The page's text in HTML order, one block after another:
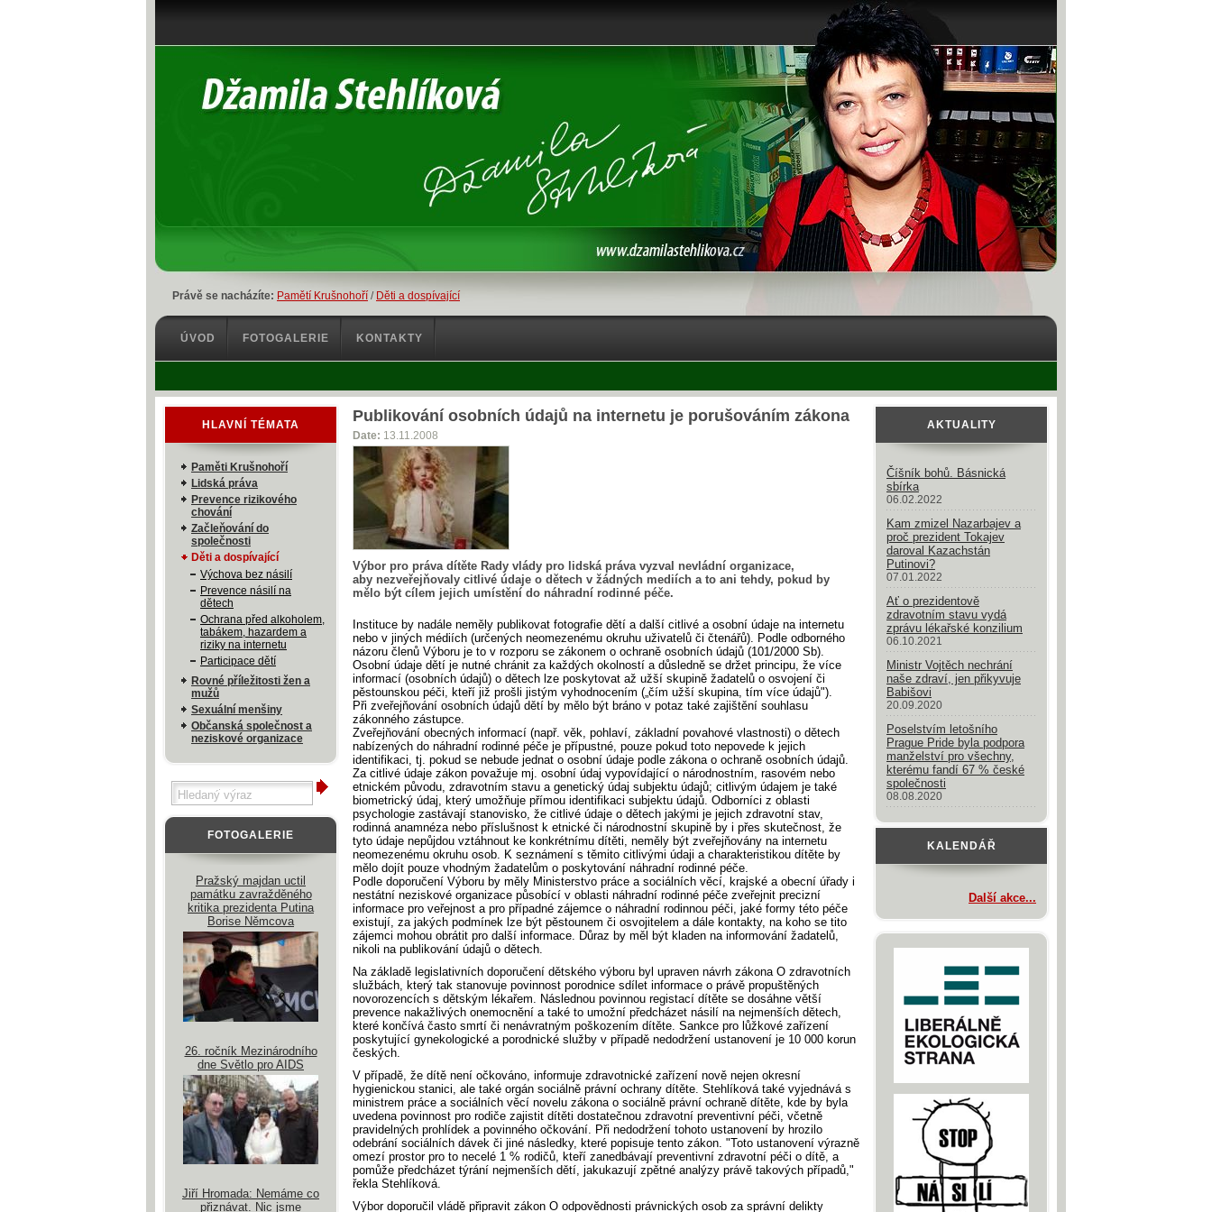
Právě se nacházíte: Pamětí Krušnohoří / Děti a dospívající
Publikování osobních údajů na internetu je porušováním zákona
Date: 13.11.2008
Výbor pro práva dítěte Rady vlády pro lidská práva vyzval nevládní organizace,
aby nezveřejňovaly citlivé údaje o dětech v žádných mediích a to ani tehdy, pokud by
mělo být cílem jejich umístění do náhradní rodinné péče.
Instituce by nadále neměly publikovat fotografie dětí a další citlivé a osobní údaje na internetu
nebo v jiných médiích (určených neomezenému okruhu uživatelů či čtenářů). Podle odborného
názoru členů Výboru je to v rozporu se zákonem o ochraně osobních údajů (101/2000 Sb).
Osobní údaje dětí je nutné chránit za každých okolností a důsledně se držet principu, že více
informací (osobních údajů) o dětech lze poskytovat až užší skupině žadatelů o osvojení či
pěstounskou péči, kteří již prošli jistým vyhodnocením („čím užší skupina, tím více údajů").
Při zveřejňování osobních údajů dětí by mělo být bráno v potaz také zajištění souhlasu
zákonného zástupce.
Zveřejňování obecných informací (např. věk, pohlaví, základní povahové vlastnosti) o dětech
nabízených do náhradní rodinné péče je přípustné, pouze pokud toto nepovede k jejich
identifikaci, tj. pokud se nebude jednat o osobní údaje podle zákona o ochraně osobních údajů.
Za citlivé údaje zákon považuje mj. osobní údaj vypovídající o národnostním, rasovém nebo
etnickém původu, zdravotním stavu a genetický údaj subjektu údajů; citlivým údajem je také
biometrický údaj, který umožňuje přímou identifikaci subjektu údajů. Odborníci z oblasti
psychologie zastávají stanovisko, že citlivé údaje o dětech jakými je jejich zdravotní stav,
rodinná anamnéza nebo příslušnost k etnické či národnostní skupině by i přes skutečnost, že
tyto údaje nepůjdou vztáhnout ke konkrétnímu dítěti, neměly být zveřejňovány na internetu
neomezenému okruhu osob. K seznámení s těmito citlivými údaji a charakteristikou dítěte by
mělo dojít pouze vhodným žadatelům o poskytování náhradní rodinné péče.
Podle doporučení Výboru by měly Ministerstvo práce a sociálních věcí, krajské a obecní úřady i
nestátní neziskové organizace působící v oblasti náhradní rodinné péče zveřejnit precizní
informace pro veřejnost a pro případné zájemce o náhradní rodinnou péči, jaké formy této péče
existují, za jakých podmínek lze být pěstounem či osvojitelem a dále kontakty, na koho se tito
zájemci mohou obrátit pro další informace. Důraz by měl být kladen na informování žadatelů,
nikoli na publikování údajů o dětech.
Na základě legislativních doporučení dětského výboru byl upraven návrh zákona O zdravotních
službách, který tak stanovuje povinnost porodnice sdílet informace o právě propuštěných
novorozencích s dětským lékařem. Následnou povinnou registací dítěte se dosáhne větší
prevence nakažlivých onemocnění a také to umožní předcházet násilí na nejmenších dětech,
které končívá často smrtí či nenávratným poškozením dítěte. Sankce pro lůžkové zařízení
poskytující gynekologické a porodnické služby v případě nedodržení ustanovení je 10 000 korun
českých.
V případě, že dítě není očkováno, informuje zdravotnické zařízení nově nejen okresní
hygienickou stanici, ale také orgán sociálně právní ochrany dítěte. Stehlíková také vyjednává s
ministrem práce a sociálních věcí novelu zákona o sociálně právní ochraně dítěte, kde by byla
uvedena povinnost pro rodiče zajistit dítěti dostatečnou zdravotní preventivní péči, včetně
pravidelných prohlídek a povinného očkování. Při nedodržení tohoto ustanovení by hrozilo
odebrání sociálních dávek či jiné následky, které popisuje tento zákon. "Toto ustanovení výrazně
omezí prostor pro to necelé 1 % rodičů, kteří zanedbávají preventivní zdravotní péči o dítě, a
pomůže předcházet týrání nejmenších dětí, jakukazují zpětné analýzy právě takových případů,"
řekla Stehlíková.
Výbor doporučil vládě připravit zákon O odpovědnosti právnických osob za správní delikty
HLAVNÍ TÉMATA
Paměti Krušnohoří
Lidská práva
Prevence rizikového
chování
Začleňování do
společnosti
Děti a dospívající
Výchova bez násilí
Prevence násilí na
dětech
Ochrana před alkoholem,
tabákem, hazardem a
riziky na internetu
Participace dětí
Rovné příležitosti žen a
mužů
Sexuální menšiny
Občanská společnost a
neziskové organizace
FOTOGALERIE
Pražský majdan uctil
památku zavražděného
kritika prezidenta Putina
Borise Němcova
26. ročník Mezinárodního
dne Světlo pro AIDS
Jiří Hromada: Nemáme co
přiznávat. Nic jsme
AKTUALITY
Číšník bohů. Básnická
sbírka
06.02.2022
Kam zmizel Nazarbajev a
proč prezident Tokajev
daroval Kazachstán
Putinovi?
07.01.2022
Ať o prezidentově
zdravotním stavu vydá
zprávu lékařské konzilium
06.10.2021
Ministr Vojtěch nechrání
naše zdraví, jen přikyvuje
Babišovi
20.09.2020
Poselstvím letošního
Prague Pride byla podpora
manželství pro všechny,
kterému fandí 67 % české
společnosti
08.08.2020
KALENDÁŘ
Další akce...
ÚVOD FOTOGALERIE KONTAKTY